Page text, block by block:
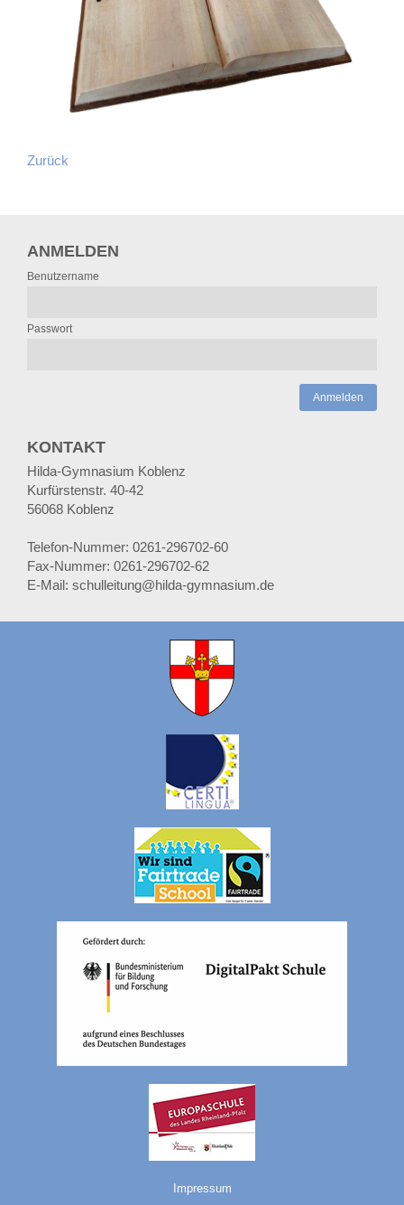
Zurück
ANMELDEN
Benutzername
Passwort
Anmelden
KONTAKT
Hilda-Gymnasium Koblenz
Kurfürstenstr. 40-42
56068 Koblenz
Telefon-Nummer: 0261-296702-60
Fax-Nummer: 0261-296702-62
E-Mail: schulleitung@hilda-gymnasium.de
Impressum